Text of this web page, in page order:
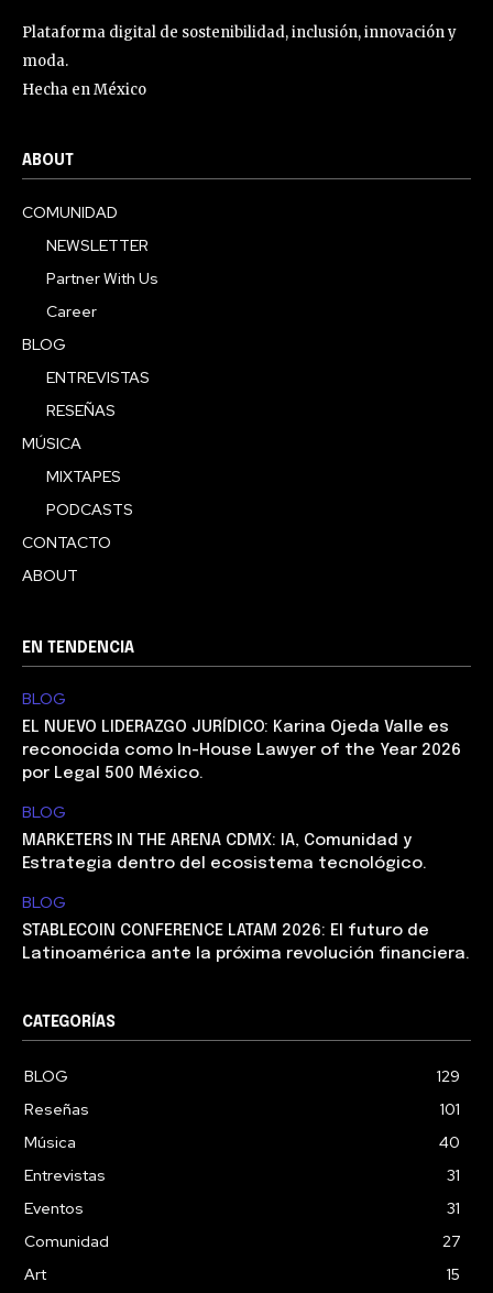
Plataforma digital de sostenibilidad, inclusión, innovación y
moda.
Hecha en México
ABOUT
COMUNIDAD
NEWSLETTER
Partner With Us
Career
BLOG
ENTREVISTAS
RESEÑAS
MÚSICA
MIXTAPES
PODCASTS
CONTACTO
ABOUT
EN TENDENCIA
BLOG
EL NUEVO LIDERAZGO JURÍDICO: Karina Ojeda Valle es
reconocida como In-House Lawyer of the Year 2026
por Legal 500 México.
BLOG
MARKETERS IN THE ARENA CDMX: IA, Comunidad y
Estrategia dentro del ecosistema tecnológico.
BLOG
STABLECOIN CONFERENCE LATAM 2026: El futuro de
Latinoamérica ante la próxima revolución financiera.
CATEGORÍAS
BLOG
129
Reseñas
101
Música
40
Entrevistas
31
Eventos
31
Comunidad
27
Art
15